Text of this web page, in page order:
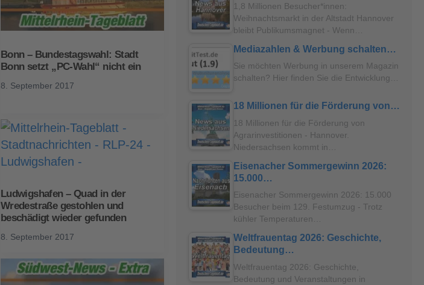
Bonn – Bundestagswahl: Stadt
Bonn setzt „PC-Wahl“ nicht ein
8. September 2017
Ludwigshafen – Quad in der
Wredestraße gestohlen und
beschädigt wieder gefunden
8. September 2017
1,8 Millionen Besucher*innen:
Weihnachtsmarkt in der Altstadt Hannover
bleibt Publikumsmagnet - Wenn…
Mediazahlen & Werbung schalten…
Sie möchten Werbung in unserem Magazin
schalten? Hier finden Sie die Entwicklung…
18 Millionen für die Förderung von…
18 Millionen für die Förderung von
Agrarinvestitionen - Hannover.
Niedersachsen kommt in…
Eisenacher Sommergewinn 2026:
15.000…
Eisenacher Sommergewinn 2026: 15.000
Besucher beim 129. Festumzug - Trotz
kühler Temperaturen…
Weltfrauentag 2026: Geschichte,
Bedeutung…
Weltfrauentag 2026: Geschichte,
Bedeutung und Veranstaltungen in